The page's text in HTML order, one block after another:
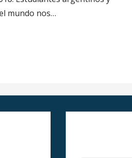
mundo nos…